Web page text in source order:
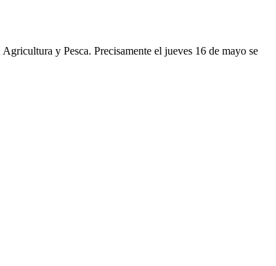
y Pesca. Precisamente el jueves 16 de mayo se